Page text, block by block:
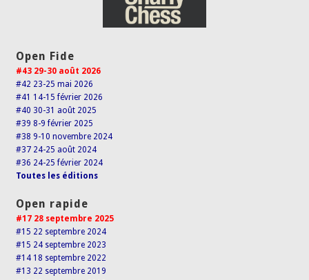
Open Fide
#43 29-30 août 2026
#42 23-25 mai 2026
#41 14-15 février 2026
#40 30-31 août 2025
#39 8-9 février 2025
#38 9-10 novembre 2024
#37 24-25 août 2024
#36 24-25 février 2024
Toutes les éditions
Open rapide
#17 28 septembre 2025
#15 22 septembre 2024
#15 24 septembre 2023
#14 18 septembre 2022
#13 22 septembre 2019